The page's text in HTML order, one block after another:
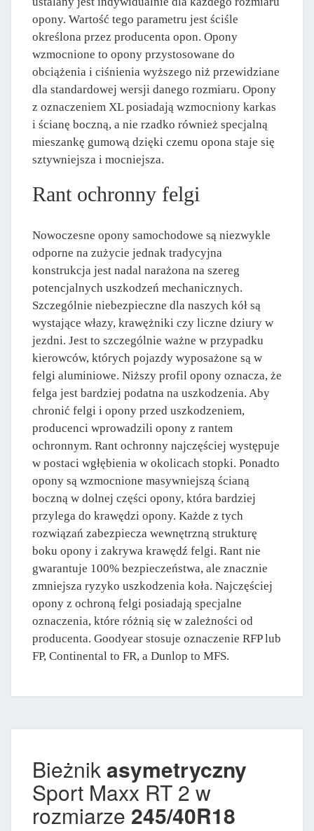
opony. Wartość tego parametru jest ściśle
określona przez producenta opon. Opony
wzmocnione to opony przystosowane do
obciążenia i ciśnienia wyższego niż przewidziane
dla standardowej wersji danego rozmiaru. Opony
z oznaczeniem XL posiadają wzmocniony karkas
i ścianę boczną, a nie rzadko również specjalną
mieszankę gumową dzięki czemu opona staje się
sztywniejsza i mocniejsza.
Rant ochronny felgi
Nowoczesne opony samochodowe są niezwykle
odporne na zużycie jednak tradycyjna
konstrukcja jest nadal narażona na szereg
potencjalnych uszkodzeń mechanicznych.
Szczególnie niebezpieczne dla naszych kół są
wystające włazy, krawężniki czy liczne dziury w
jezdni. Jest to szczególnie ważne w przypadku
kierowców, których pojazdy wyposażone są w
felgi aluminiowe. Niższy profil opony oznacza, że
felga jest bardziej podatna na uszkodzenia. Aby
chronić felgi i opony przed uszkodzeniem,
producenci wprowadzili opony z rantem
ochronnym. Rant ochronny najczęściej występuje
w postaci wgłębienia w okolicach stopki. Ponadto
opony są wzmocnione masywniejszą ścianą
boczną w dolnej części opony, która bardziej
przylega do krawędzi opony. Każde z tych
rozwiązań zabezpiecza wewnętrzną strukturę
boku opony i zakrywa krawędź felgi. Rant nie
gwarantuje 100% bezpieczeństwa, ale znacznie
zmniejsza ryzyko uszkodzenia koła. Najczęściej
opony z ochroną felgi posiadają specjalne
oznaczenia, które różnią się w zależności od
producenta. Goodyear stosuje oznaczenie RFP lub
FP, Continental to FR, a Dunlop to MFS.
Bieżnikasymetryczny
Sport Maxx RT 2 w
rozmiarze 245/40R18